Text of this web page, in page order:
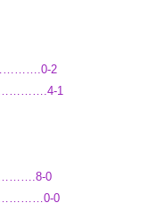
2
1
0
0